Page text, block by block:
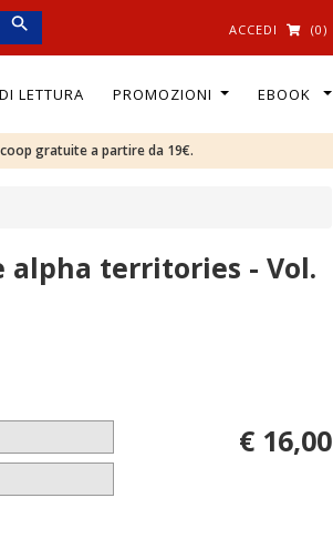
ACCEDI (0)
LETTURA PROMOZIONI EBOOK
gratuite a partire da 19€.
alpha territories - Vol.
€ 16,00